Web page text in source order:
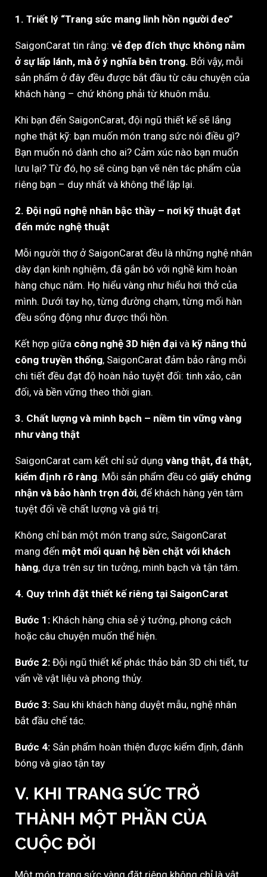
1. Triết lý “Trang sức mang linh hồn người đeo”
SaigonCarat tin rằng: vẻ đẹp đích thực không nằm
ở sự lấp lánh, mà ở ý nghĩa bên trong. Bởi vậy, mỗi
sản phẩm ở đây đều được bắt đầu từ câu chuyện của
khách hàng – chứ không phải từ khuôn mẫu.
Khi bạn đến SaigonCarat, đội ngũ thiết kế sẽ lắng
nghe thật kỹ: bạn muốn món trang sức nói điều gì?
Bạn muốn nó dành cho ai? Cảm xúc nào bạn muốn
lưu lại? Từ đó, họ sẽ cùng bạn vẽ nên tác phẩm của
riêng bạn – duy nhất và không thể lặp lại.
2. Đội ngũ nghệ nhân bậc thầy – nơi kỹ thuật đạt
đến mức nghệ thuật
Mỗi người thợ ở SaigonCarat đều là những nghệ nhân
dày dạn kinh nghiệm, đã gắn bó với nghề kim hoàn
hàng chục năm. Họ hiểu vàng như hiểu hơi thở của
mình. Dưới tay họ, từng đường chạm, từng mối hàn
đều sống động như được thổi hồn.
Kết hợp giữa công nghệ 3D hiện đại và kỹ năng thủ
công truyền thống, SaigonCarat đảm bảo rằng mỗi
chi tiết đều đạt độ hoàn hảo tuyệt đối: tinh xảo, cân
đối, và bền vững theo thời gian.
3. Chất lượng và minh bạch – niềm tin vững vàng
như vàng thật
SaigonCarat cam kết chỉ sử dụng vàng thật, đá thật,
kiểm định rõ ràng. Mỗi sản phẩm đều có giấy chứng
nhận và bảo hành trọn đời, để khách hàng yên tâm
tuyệt đối về chất lượng và giá trị.
Không chỉ bán một món trang sức, SaigonCarat
mang đến một mối quan hệ bền chặt với khách
hàng, dựa trên sự tin tưởng, minh bạch và tận tâm.
4. Quy trình đặt thiết kế riêng tại SaigonCarat
Bước 1: Khách hàng chia sẻ ý tưởng, phong cách
hoặc câu chuyện muốn thể hiện.
Bước 2: Đội ngũ thiết kế phác thảo bản 3D chi tiết, tư
vấn về vật liệu và phong thủy.
Bước 3: Sau khi khách hàng duyệt mẫu, nghệ nhân
bắt đầu chế tác.
Bước 4: Sản phẩm hoàn thiện được kiểm định, đánh
bóng và giao tận tay
V. KHI TRANG SỨC TRỞ
THÀNH MỘT PHẦN CỦA
CUỘC ĐỜI